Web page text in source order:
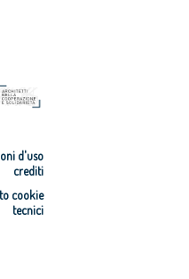
d'uso
crediti
cookie
tecnici